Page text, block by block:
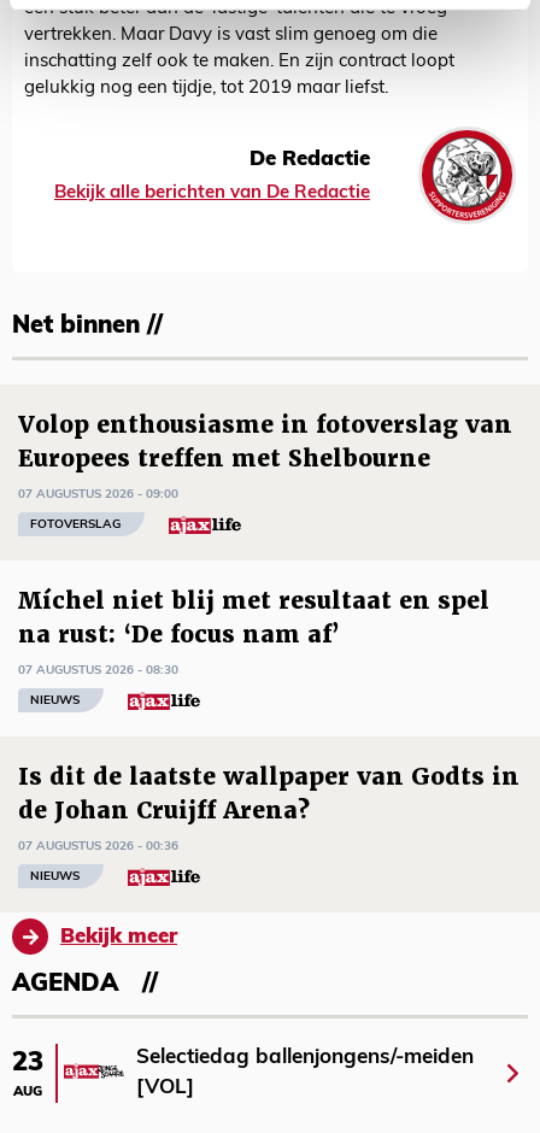
een stuk beter dan de 'lastige' talenten die te vroeg
vertrekken. Maar Davy is vast slim genoeg om die
inschatting zelf ook te maken. En zijn contract loopt
gelukkig nog een tijdje, tot 2019 maar liefst.
De Redactie
Bekijk alle berichten van De Redactie
Net binnen //
Volop enthousiasme in fotoverslag van
Europees treffen met Shelbourne
07 AUGUSTUS 2026 - 09:00
FOTOVERSLAG
Míchel niet blij met resultaat en spel
na rust: ‘De focus nam af’
07 AUGUSTUS 2026 - 08:30
NIEUWS
Is dit de laatste wallpaper van Godts in
de Johan Cruijff Arena?
07 AUGUSTUS 2026 - 00:36
NIEUWS
Bekijk meer
AGENDA
23
AUG
Selectiedag ballenjongens/-meiden
[VOL]